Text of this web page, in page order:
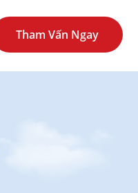
Tham Vấn Ngay
Tham Vấn Ngay